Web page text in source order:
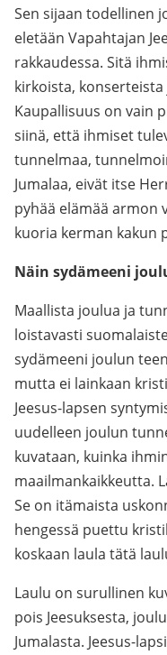
Sen sijaan todellinen
eletään Vapahtajan
rakkaudessa. Sitä
kirkoista,
Kaupallisuus on vain
siinä, että ihmiset
tunnelmaa,
Jumalaa, eivät itse
pyhää elämää armon
kuoria kerman kakun
Näin sydämeeni
Maallista joulua ja
loistavasti
sydämeeni joulun
mutta ei lainkaan
Jeesus-lapsen
uudelleen joulun
kuvataan, kuinka
maailmankaikkeutta.
Se on itämaista
hengessä puettu
koskaan laula tätä
Laulu on surullinen
pois Jeesuksesta,
Jumalasta. Jeesus-